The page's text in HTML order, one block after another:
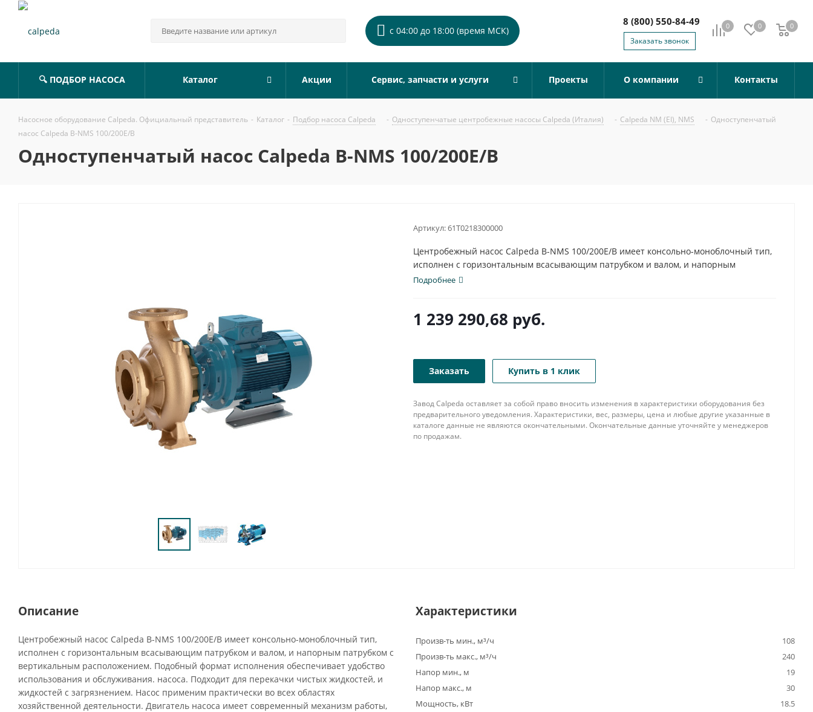
с 04:00 до 18:00 (время МСК) 0 0 0
0
8 (800) 550-84-49
Заказать звонок
🔍 ПОДБОР НАСОСА Каталог Акции Сервис, запчасти и услуги Проекты О компании Контакты
Насосное оборудование Calpeda. Официальный представитель - Каталог - Подбор насоса Calpeda - Одноступенчатые центробежные насосы Calpeda (Италия) - Calpeda NM (EI), NMS - Одноступенчатый
насос Calpeda B-NMS 100/200E/B
Одноступенчатый насос Calpeda B-NMS 100/200E/B
Артикул:61T0218300000
Центробежный насос Calpeda B-NMS 100/200E/B имеет консольно-моноблочный тип,
исполнен с горизонтальным всасывающим патрубком и валом, и напорным
патрубком с...
Подробнее
1 239 290,68 руб.
Заказать Купить в 1 клик
Завод Calpeda оставляет за собой право вносить изменения в характеристики оборудования без
предварительного уведомления. Характеристики, вес, размеры, цена и любые другие указанные в
каталоге данные не являются окончательными. Окончательные данные уточняйте у менеджеров
по продажам.
Описание
Центробежный насос Calpeda B-NMS 100/200E/B имеет консольно-моноблочный тип,
исполнен с горизонтальным всасывающим патрубком и валом, и напорным патрубком с
вертикальным расположением. Подобный формат исполнения обеспечивает удобство
использования и обслуживания. насоса. Подходит для перекачки чистых жидкостей, и
жидкостей с загрязнением. Насос применим практически во всех областях
хозяйственной деятельности. Двигатель насоса имеет современный механизм работы,
Характеристики
Произв-ть мин., м³/ч
108
Произв-ть макс., м³/ч
240
Напор мин., м
19
Напор макс., м
30
Мощность, кВт
18.5